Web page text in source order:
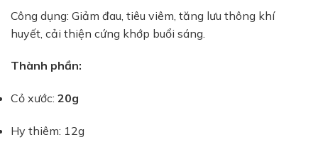
Công dụng: Giảm đau, tiêu viêm, tăng lưu thông khí
huyết, cải thiện cứng khớp buổi sáng.
Thành phần:
Cỏ xước: 20g
Hy thiêm: 12g